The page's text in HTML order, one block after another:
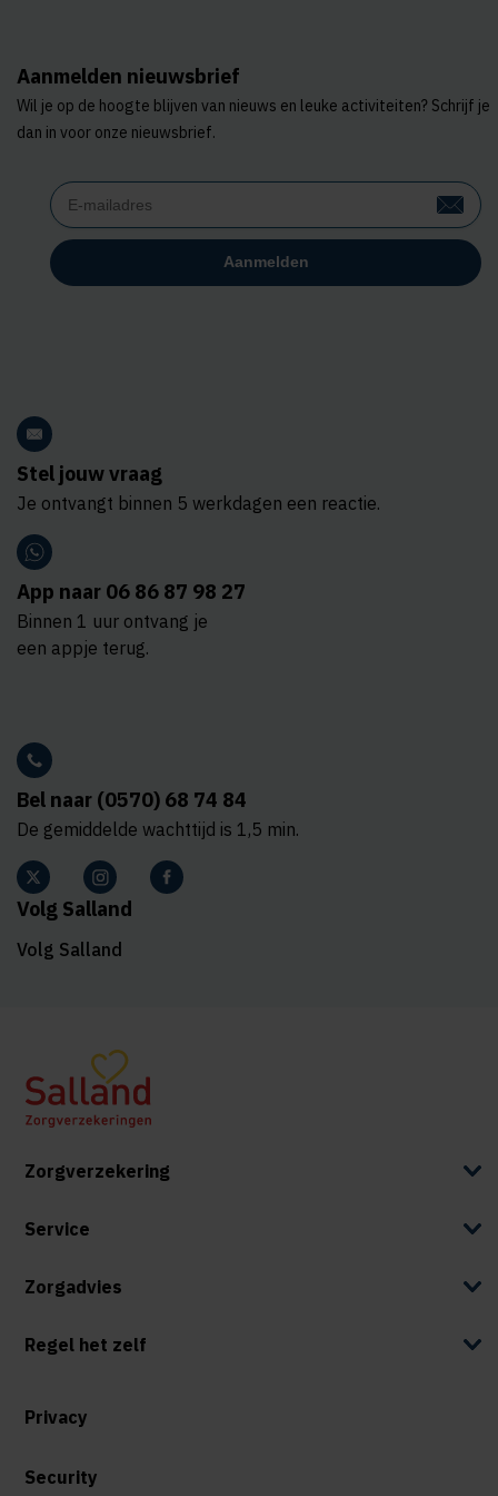
Aanmelden nieuwsbrief
Wil je op de hoogte blijven van nieuws en leuke activiteiten? Schrijf je
dan in voor onze nieuwsbrief.
Stel jouw vraag
Je ontvangt binnen 5 werkdagen een reactie.
App naar 06 86 87 98 27
Binnen 1 uur ontvang je
een appje terug.
Bel naar (0570) 68 74 84
De gemiddelde wachttijd is 1,5 min.
Volg Salland
Volg Salland
Zorgverzekering
Service
Zorgadvies
Regel het zelf
Privacy
Security